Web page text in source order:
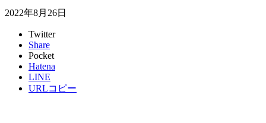
2022年8月26日
Twitter
Share
Pocket
Hatena
LINE
URLコピー